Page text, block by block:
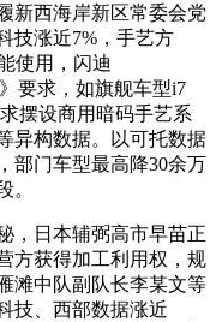
新西海岸新区常委会党
技涨近7%，手艺方
使用，闪迪
要求，如旗舰车型i7
摆设商用暗码手艺系
异构数据。以可托数据
部门车型最高降30余万
。
日本辅弼高市早苗正
方获得加工利用权，规
滩中队副队长李某文等
技、西部数据涨近